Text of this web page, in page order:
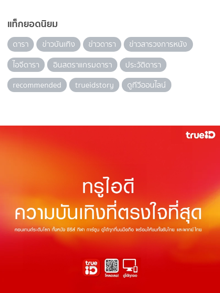
แท็กยอดนิยม
ดารา ข่าวบันเทิง ข่าวดารา
ข่าวสารวงการหนัง
ไอจีดารา
อินสตราแกรมดารา
ประวัติดารา
recommended
trueidstory ดูทีวีออนไลน์